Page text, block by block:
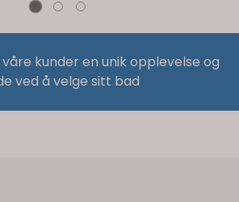
kunder en unik opplevelse og
ved å velge sitt bad